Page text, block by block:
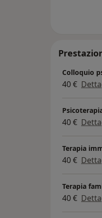
-
Il primo
italiana,
https://
Ti aspetto
Colloquio
40 €
40 €
Terapia
40 €
Terapia
40 €